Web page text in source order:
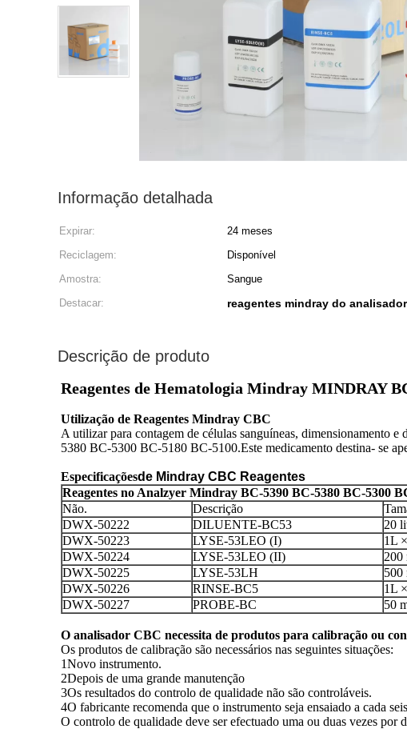
Informação detalhada
Expirar: 24 meses
Reciclagem:
Disponível
Amostra:
Sangue
Destacar:
reagentes mindray do
Descrição de produto
Reagentes de Hematologia Mindray MINDRAY
Utilização de Reagentes Mindray CBC
A utilizar para contagem de células sanguíneas, dimensionamento
5380 BC-5300 BC-5180 BC-5100.Este medicamento destina- se
Especificaçõesde Mindray CBC Reagentes
Reagentes no Analzyer Mindray BC-5390 BC-5380 BC-5300
Não.
Descrição
DWX-50222
DILUENTE-BC53
20
DWX-50223
LYSE-53LEO (I)
1L
DWX-50224
LYSE-53LEO (II)
200
DWX-50225
LYSE-53LH
500
DWX-50226
RINSE-BC5
1L
DWX-50227
PROBE-BC 50
O analisador CBC necessita de produtos para calibração ou
Os produtos de calibração são necessários nas seguintes situações:
1Novo instrumento.
2Depois de uma grande manutenção
3Os resultados do controlo de qualidade não são controláveis.
4O fabricante recomenda que o instrumento seja ensaiado a cada
O controlo de qualidade deve ser efectuado uma ou duas vezes por